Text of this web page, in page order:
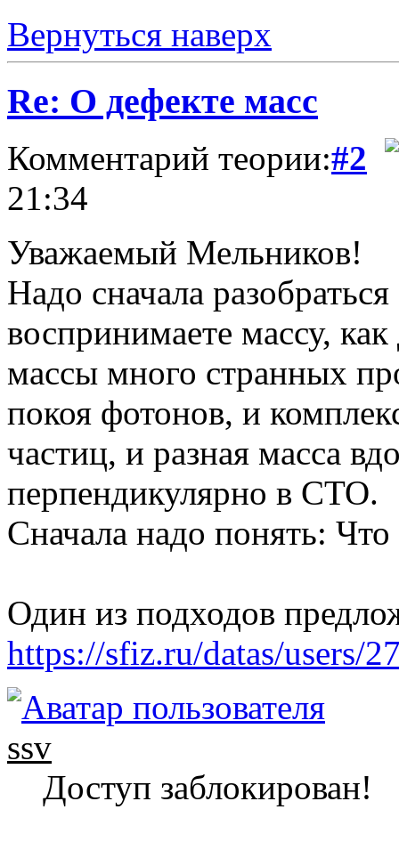
Вернуться наверх
Re: О дефекте масс
Комментарий теории:#2
21:34
Уважаемый Мельников!
Надо сначала
воспринимаете массу,
массы много странных
покоя фотонов, и
частиц, и разная масса
перпендикулярно в СТО.
Сначала надо понять:
Один из подходов
https://sfiz.ru/datas/users/
ssv
Доступ заблокирован!